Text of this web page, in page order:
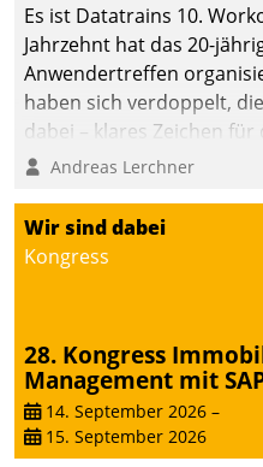
Es ist Datatrains 10.
Jahrzehnt hat das 20-
Anwendertreffen
haben sich verdoppelt,
dabei – klares Zeichen
Fokussierung auf den
Andreas Lerchner
Wir sind dabei
Kongress
28. Kongress
Management mit
14. September 2026 –
15. September 2026